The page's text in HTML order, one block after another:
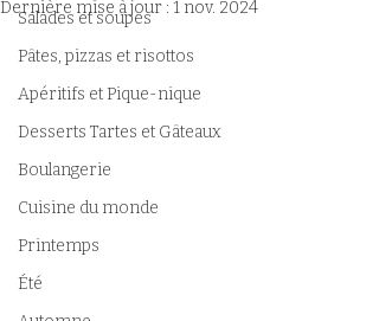
Salades et soupes
Pâtes, pizzas et risottos
Apéritifs et Pique-nique
Desserts Tartes et Gâteaux
Boulangerie
Cuisine du monde
Printemps
Été
Dernière mise à jour : 1 nov. 2024